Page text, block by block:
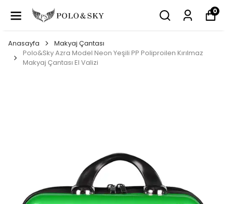
0
Anasayfa
Makyaj Çantası
Polo&Sky Azra Model Neon Yeşili PP Poliproilen Kırılmaz
Makyaj Çantası El Valizi